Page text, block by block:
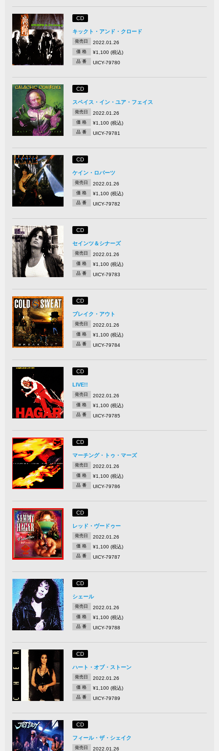
CD
キックト・アンド・クロード
発売日 2022.01.26
価 格 ¥1,100 (税込)
品 番 UICY-79780
CD
スペイス・イン・ユア・フェイス
発売日 2022.01.26
価 格 ¥1,100 (税込)
品 番 UICY-79781
CD
ケイン・ロバーツ
発売日 2022.01.26
価 格 ¥1,100 (税込)
品 番 UICY-79782
CD
セインツ＆シナーズ
発売日 2022.01.26
価 格 ¥1,100 (税込)
品 番 UICY-79783
CD
ブレイク・アウト
発売日 2022.01.26
価 格 ¥1,100 (税込)
品 番 UICY-79784
CD
LIVE!!
発売日 2022.01.26
価 格 ¥1,100 (税込)
品 番 UICY-79785
CD
マーチング・トゥ・マーズ
発売日 2022.01.26
価 格 ¥1,100 (税込)
品 番 UICY-79786
CD
レッド・ヴードゥー
発売日 2022.01.26
価 格 ¥1,100 (税込)
品 番 UICY-79787
CD
シェール
発売日 2022.01.26
価 格 ¥1,100 (税込)
品 番 UICY-79788
CD
ハート・オブ・ストーン
発売日 2022.01.26
価 格 ¥1,100 (税込)
品 番 UICY-79789
CD
フィール・ザ・シェイク
発売日 2022.01.26